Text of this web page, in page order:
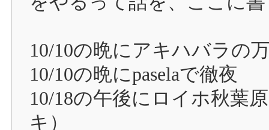
10/10の晩にアキハバラの
10/10の晩にpaselaで徹夜
10/18の午後にロイホ秋葉
キ）